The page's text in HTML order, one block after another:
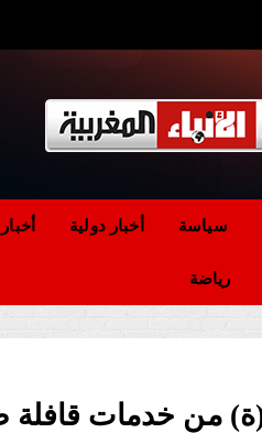
أخبار دولية سياسة
رياضة